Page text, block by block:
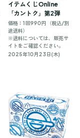
イテムくじOnline
「カントク」第2弾
価格：1回990円（税込/別
途送料）
※送料については、販売サ
イトをご確認ください。
2025年10月23日(木)